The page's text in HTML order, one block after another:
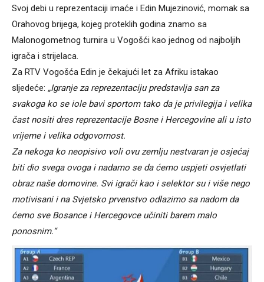
Svoj debi u reprezentaciji imaće i Edin Mujezinović, momak sa
Orahovog brijega, kojeg proteklih godina znamo sa
Malonogometnog turnira u Vogošći kao jednog od najboljih
igrača i strijelaca.
Za RTV Vogošća Edin je čekajući let za Afriku istakao
sljedeće: „Igranje za reprezentaciju predstavlja san za
svakoga ko se iole bavi sportom tako da je privilegija i velika
čast nositi dres reprezentacije Bosne i Hercegovine ali u isto
vrijeme i velika odgovornost.
Za nekoga ko neopisivo voli ovu zemlju nestvaran je osjećaj
biti dio svega ovoga i nadamo se da ćemo uspjeti osvjetlati
obraz naše domovine. Svi igrači kao i selektor su i više nego
motivisani i na Svjetsko prvenstvo odlazimo sa nadom da
ćemo sve Bosance i Hercegovce učiniti barem malo
ponosnim.“